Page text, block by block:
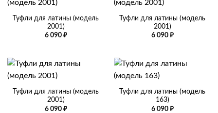
Туфли для латины (модель
2001)
6 090 ₽
Туфли для латины (модель
2001)
6 090 ₽
Туфли для латины (модель
2001)
6 090 ₽
Туфли для латины (модель
163)
6 090 ₽